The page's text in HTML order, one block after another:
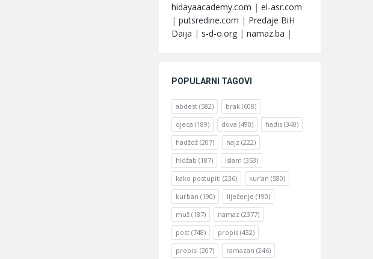
hidayaacademy.com | el-asr.com
| putsredine.com | Predaje BiH
Daija | s-d-o.org | namaz.ba |
POPULARNI TAGOVI
abdest (582) brak (608)
djeca (189) dova (490) hadis (340)
hadždž (207) hajz (222)
hidžab (187) islam (353)
kako postupiti (236) kur'an (580)
kurban (190) liječenje (190)
muž (187) namaz (2377)
post (748) propis (432)
propisi (207) ramazan (246)